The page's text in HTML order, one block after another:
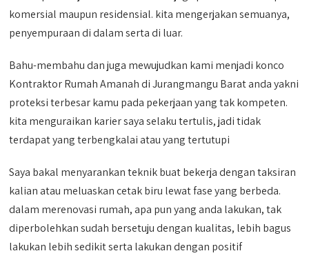
komersial maupun residensial. kita mengerjakan semuanya,
penyempuraan di dalam serta di luar.
Bahu-membahu dan juga mewujudkan kami menjadi konco
Kontraktor Rumah Amanah di Jurangmangu Barat anda yakni
proteksi terbesar kamu pada pekerjaan yang tak kompeten.
kita menguraikan karier saya selaku tertulis, jadi tidak
terdapat yang terbengkalai atau yang tertutupi
Saya bakal menyarankan teknik buat bekerja dengan taksiran
kalian atau meluaskan cetak biru lewat fase yang berbeda.
dalam merenovasi rumah, apa pun yang anda lakukan, tak
diperbolehkan sudah bersetuju dengan kualitas, lebih bagus
lakukan lebih sedikit serta lakukan dengan positif